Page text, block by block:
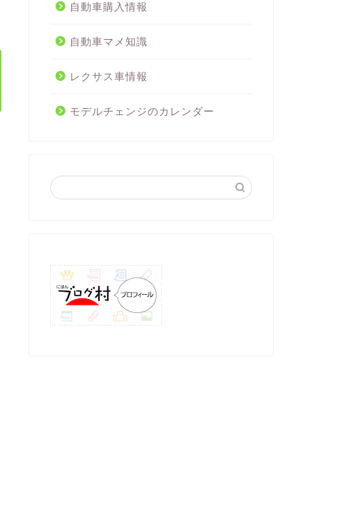
自動車購入情報
自動車マメ知識
レクサス車情報
モデルチェンジのカレンダー